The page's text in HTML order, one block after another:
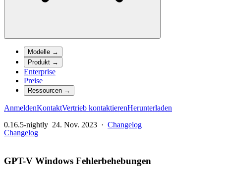
Modelle →
Produkt →
Enterprise
Preise
Ressourcen →
AnmeldenKontaktVertrieb kontaktierenHerunterladen
0.16.5-nightly 24. Nov. 2023 · Changelog
Changelog
GPT-V Windows Fehlerbehebungen